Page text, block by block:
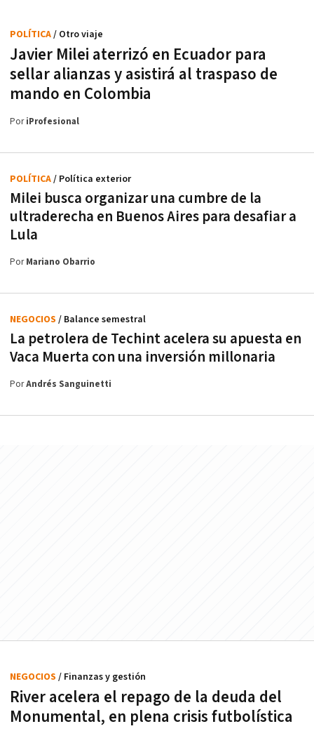
Javier Milei aterrizó en Ecuador para
sellar alianzas y asistirá al traspaso de
mando en Colombia
POLÍTICA/ Otro viaje
PoriProfesional
Milei busca organizar una cumbre de la
ultraderecha en Buenos Aires para desafiar a
Lula
POLÍTICA/ Política exterior
PorMariano Obarrio
La petrolera de Techint acelera su apuesta en
Vaca Muerta con una inversión millonaria
NEGOCIOS / Balance semestral
PorAndrés Sanguinetti
River acelera el repago de la deuda del
Monumental, en plena crisis futbolística
NEGOCIOS / Finanzas y gestión